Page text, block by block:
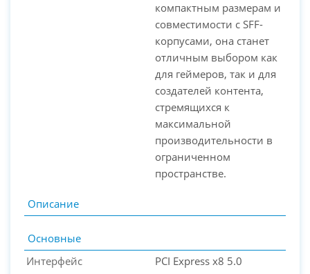
компактным размерам и
совместимости с SFF-
корпусами, она станет
отличным выбором как
для геймеров, так и для
создателей контента,
стремящихся к
максимальной
производительности в
ограниченном
пространстве.
Описание
Основные
Интерфейс
PCI Express x8 5.0